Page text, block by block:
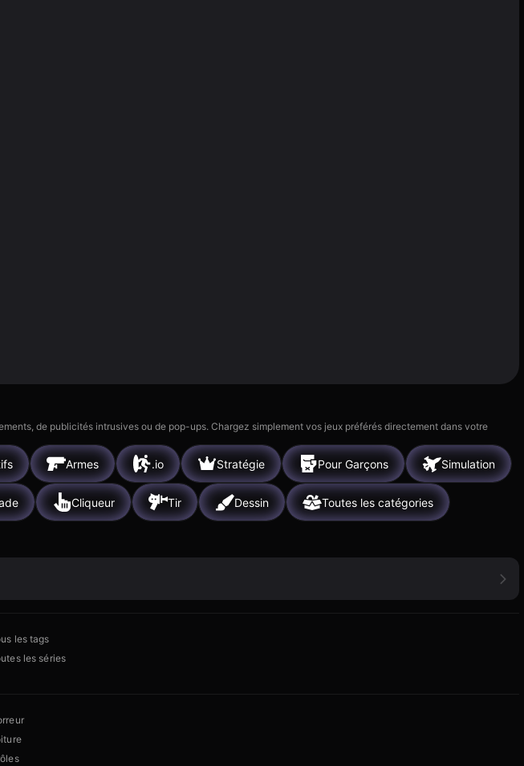
de publicités intrusives ou de pop-ups. Chargez simplement vos jeux préférés directement dans votre
Armes .io Stratégie Pour Garçons Simulation
Cliqueur Tir Dessin Toutes les catégories
les tags
les séries